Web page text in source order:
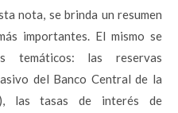
nota, se brinda un resumen
importantes. El mismo se
temáticos: las reservas
del Banco Central de la
las tasas de interés de